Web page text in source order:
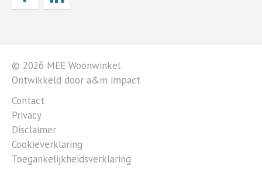
© 2026 MEE Woonwinkel
Ontwikkeld door a&m impact
Contact
Privacy
Disclaimer
Cookieverklaring
Toegankelijkheidsverklaring